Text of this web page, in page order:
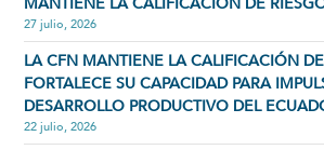
27 julio, 2026
LA CFN MANTIENE LA CALIFICACIÓN
FORTALECE SU CAPACIDAD PARA
DESARROLLO PRODUCTIVO DEL
22 julio, 2026